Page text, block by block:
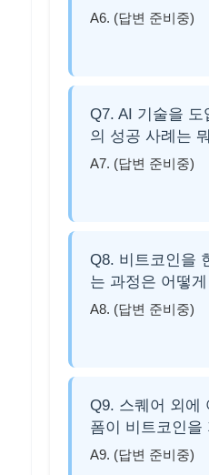
A6. (답변 준비중)
Q7. AI 기술을 도
의 성공 사례는
A7. (답변 준비중)
Q8. 비트코인을
는 과정은 어떻
A8. (답변 준비중)
Q9. 스퀘어 외에
폼이 비트코인을
A9. (답변 준비중)